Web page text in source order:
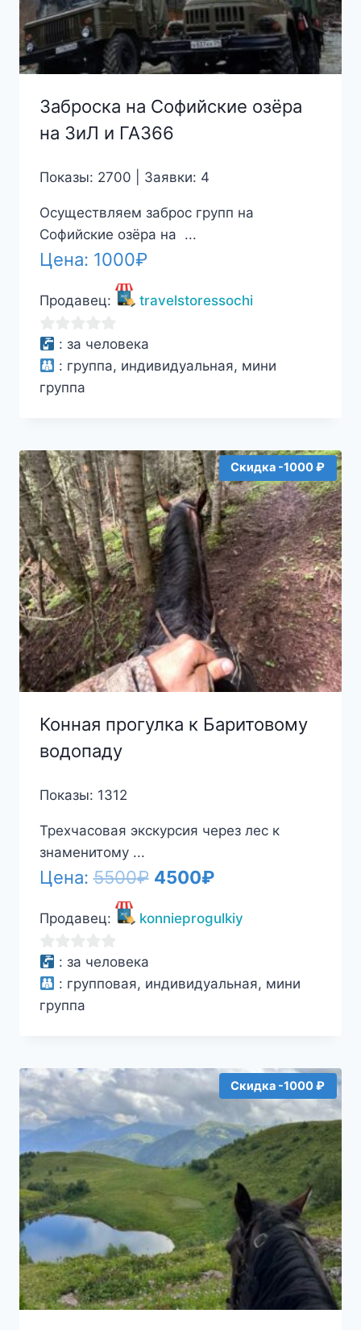
Заброска на Софийские озёра
на ЗиЛ и ГАЗ66
Показы: 2700 | Заявки: 4
Осуществляем заброс групп на
Софийские озёра на ...
Цена: 1000₽
Продавец: travelstoressochi
0
из
5
: за человека
: группа, индивидуальная, мини
группа
Скидка -1000 ₽
Конная прогулка к Баритовому
водопаду
Показы: 1312
Трехчасовая экскурсия через лес к
знаменитому ...
Цена:5500₽ Первоначальная
составляла
4500₽Текущая
4500₽.
Продавец: konnieprogulkiy
0
из
5
: за человека
: групповая, индивидуальная, мини
группа
Скидка -1000 ₽